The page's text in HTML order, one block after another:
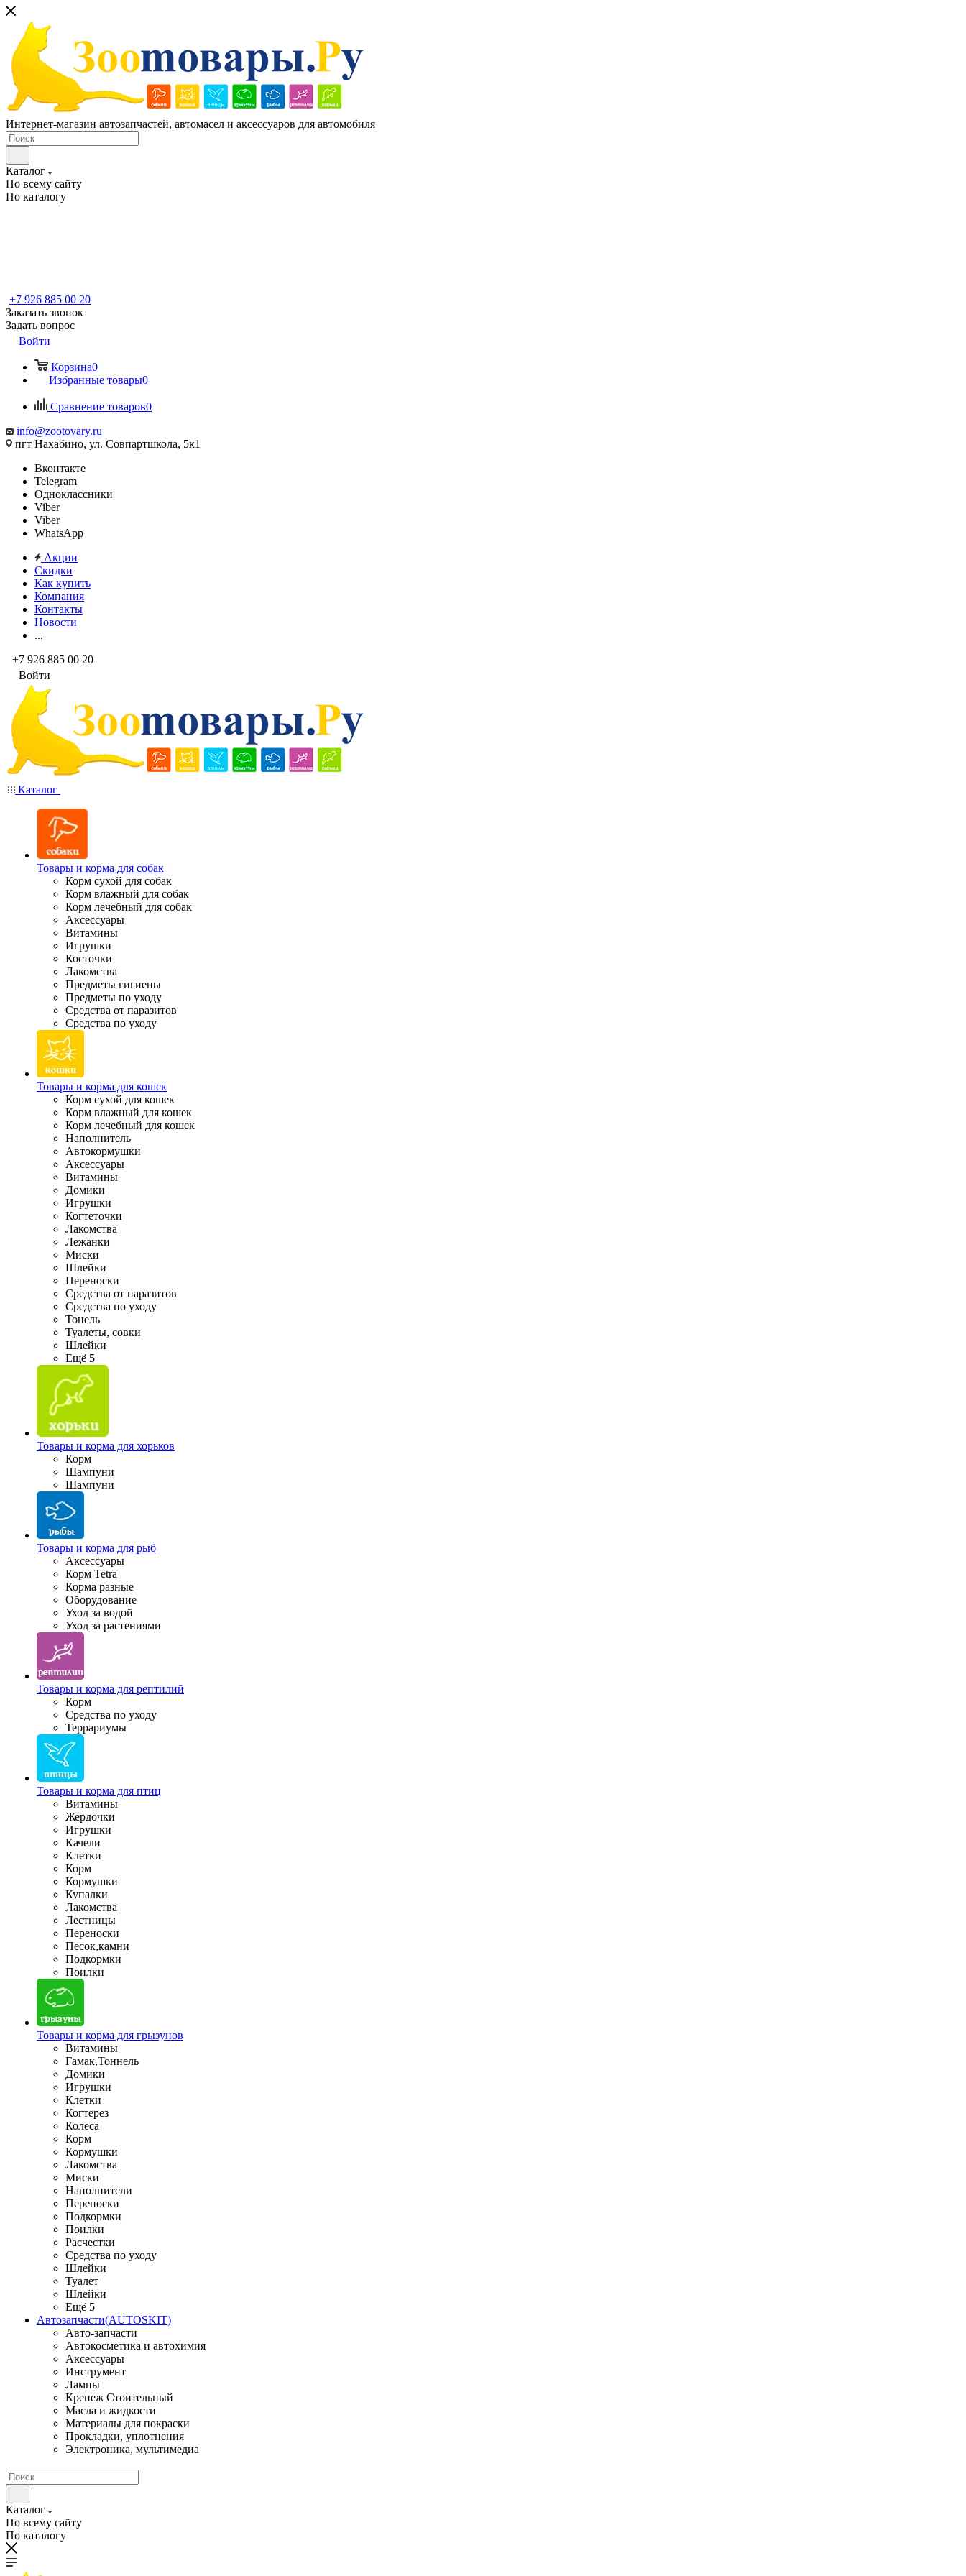
Интернет-магазин автозапчастей, автомасел и аксессуаров для автомобиля
Каталог
По всему сайту
По каталогу
+7 926 885 00 20
Заказать звонок
Задать вопрос
Войти
Корзина0
Избранные товары0
Сравнение товаров0
info@zootovary.ru
пгт Нахабино, ул. Совпартшкола, 5к1
Вконтакте
Telegram
Одноклассники
Viber
Viber
WhatsApp
Акции
Скидки
Как купить
Компания
Контакты
Новости
...
+7 926 885 00 20
Войти
Каталог
Товары и корма для собак
Корм сухой для собак
Корм влажный для собак
Корм лечебный для собак
Аксессуары
Витамины
Игрушки
Косточки
Лакомства
Предметы гигиены
Предметы по уходу
Средства от паразитов
Средства по уходу
Товары и корма для кошек
Корм сухой для кошек
Корм влажный для кошек
Корм лечебный для кошек
Наполнитель
Автокормушки
Аксессуары
Витамины
Домики
Игрушки
Когтеточки
Лакомства
Лежанки
Миски
Шлейки
Переноски
Средства от паразитов
Средства по уходу
Тонель
Туалеты, совки
Шлейки
Ещё 5
Товары и корма для хорьков
Корм
Шампуни
Шампуни
Товары и корма для рыб
Аксессуары
Корм Tetra
Корма разные
Оборудование
Уход за водой
Уход за растениями
Товары и корма для рептилий
Корм
Средства по уходу
Террариумы
Товары и корма для птиц
Витамины
Жердочки
Игрушки
Качели
Клетки
Корм
Кормушки
Купалки
Лакомства
Лестницы
Переноски
Песок,камни
Подкормки
Поилки
Товары и корма для грызунов
Витамины
Гамак,Тоннель
Домики
Игрушки
Клетки
Когтерез
Колеса
Корм
Кормушки
Лакомства
Миски
Наполнители
Переноски
Подкормки
Поилки
Расчестки
Средства по уходу
Шлейки
Туалет
Шлейки
Ещё 5
Автозапчасти(AUTOSKIT)
Авто-запчасти
Автокосметика и автохимия
Аксессуары
Инструмент
Лампы
Крепеж Стоительный
Масла и жидкости
Материалы для покраски
Прокладки, уплотнения
Электроника, мультимедиа
Каталог
По всему сайту
По каталогу